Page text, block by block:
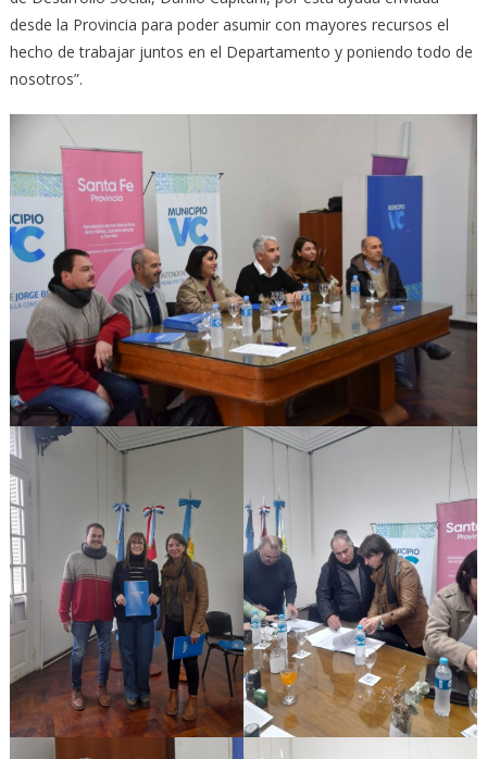
desde la Provincia para poder asumir con mayores recursos el
hecho de trabajar juntos en el Departamento y poniendo todo de
nosotros”.